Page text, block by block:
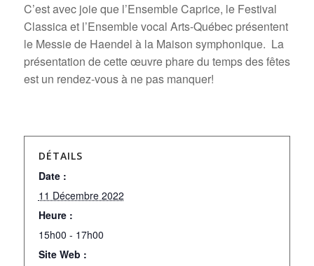
C’est avec joie que l’Ensemble Caprice, le Festival
Classica et l’Ensemble vocal Arts-Québec présentent
le Messie de Haendel à la Maison symphonique. La
présentation de cette œuvre phare du temps des fêtes
est un rendez-vous à ne pas manquer!
DÉTAILS
Date :
11 Décembre 2022
Heure :
15h00 - 17h00
Site Web :